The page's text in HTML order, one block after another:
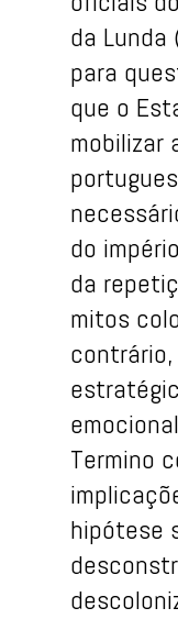
da Lunda
para
que o
mobilizar
do
da
mitos
Termino
hipótese